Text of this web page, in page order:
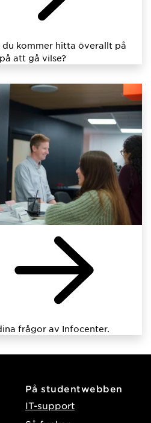
du kommer hitta överallt på
att gå vilse?
frågor av Infocenter.
På studentwebben
IT-support